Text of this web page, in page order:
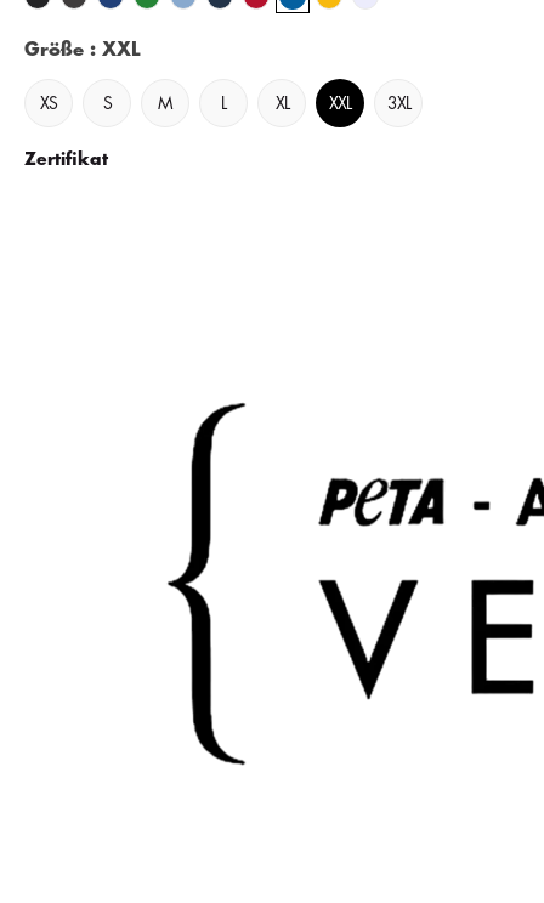
Größe : XXL
XS S M XL XXL 3XL
Zertifikat